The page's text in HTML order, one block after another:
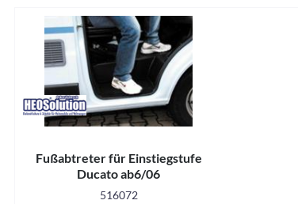
Fußabtreter für Einstiegstufe
Ducato ab6/06
516072